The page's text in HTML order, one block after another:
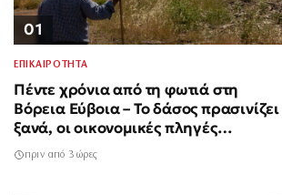
01
ΕΠΙΚΑΙΡΟΤΗΤΑ
Πέντε χρόνια από τη φωτιά στη
Βόρεια Εύβοια – Το δάσος πρασινίζει
ξανά, οι οικονομικές πληγές
παραμένουν
πριν από 3 ώρες